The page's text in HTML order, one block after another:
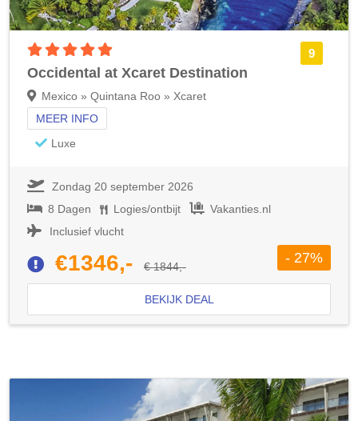
9
Occidental at Xcaret Destination
Mexico » Quintana Roo » Xcaret
MEER INFO
Luxe
Zondag 20 september 2026
8 Dagen
Logies/ontbijt
Vakanties.nl
Inclusief vlucht
€1346,- € 1844,-
- 27%
BEKIJK DEAL